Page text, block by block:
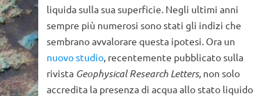
liquida sulla sua superficie. Negli ultimi anni
sempre più numerosi sono stati gli indizi che
sembrano avvalorare questa ipotesi. Ora un
nuovo studio, recentemente pubblicato sulla
rivista Geophysical Research Letters, non solo
accredita la presenza di acqua allo stato liquido